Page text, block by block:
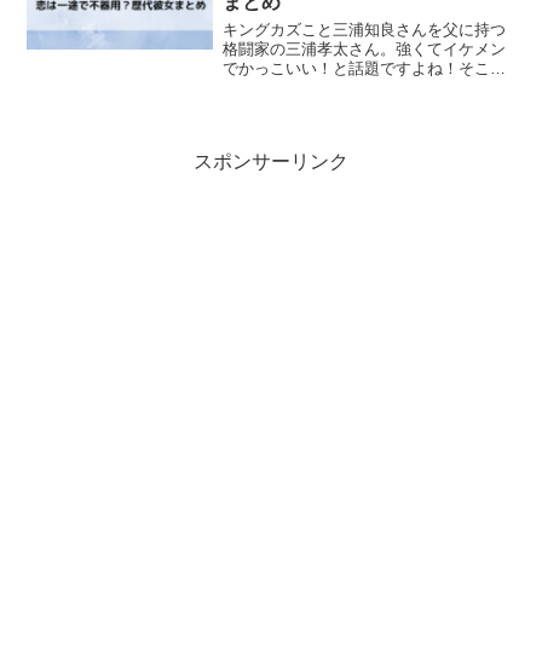
キングカズこと三浦知良さんを父に持つ
格闘家の三浦孝太さん。強くてイケメン
でかっこいい！と話題ですよね！そこで
スポンサーリンク